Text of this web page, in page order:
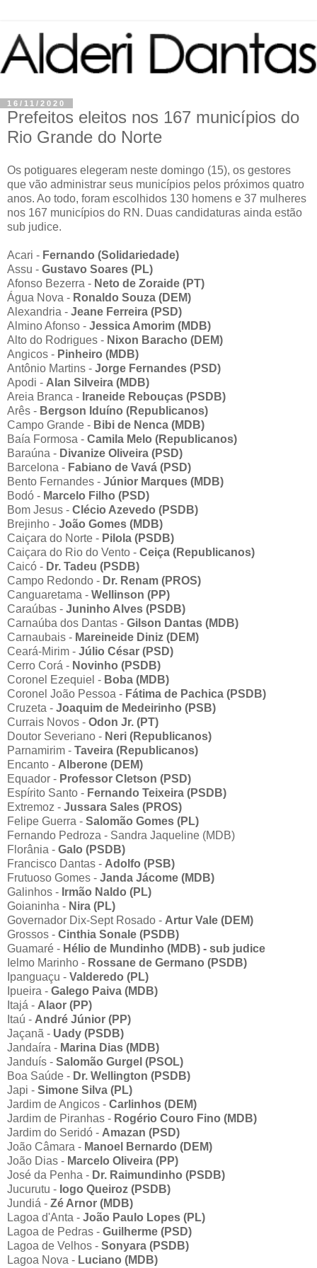
16/11/2020
Prefeitos eleitos nos 167 municípios do
Rio Grande do Norte
Os potiguares elegeram neste domingo (15), os gestores
que vão administrar seus municípios pelos próximos quatro
anos. Ao todo, foram escolhidos 130 homens e 37 mulheres
nos 167 municípios do RN. Duas candidaturas ainda estão
sub judice.
Acari - Fernando (Solidariedade)
Assu - Gustavo Soares (PL)
Afonso Bezerra - Neto de Zoraide (PT)
Água Nova - Ronaldo Souza (DEM)
Alexandria - Jeane Ferreira (PSD)
Almino Afonso - Jessica Amorim (MDB)
Alto do Rodrigues - Nixon Baracho (DEM)
Angicos - Pinheiro (MDB)
Antônio Martins - Jorge Fernandes (PSD)
Apodi - Alan Silveira (MDB)
Areia Branca - Iraneide Rebouças (PSDB)
Arês - Bergson Iduíno (Republicanos)
Campo Grande - Bibi de Nenca (MDB)
Baía Formosa - Camila Melo (Republicanos)
Baraúna - Divanize Oliveira (PSD)
Barcelona - Fabiano de Vavá (PSD)
Bento Fernandes - Júnior Marques (MDB)
Bodó - Marcelo Filho (PSD)
Bom Jesus - Clécio Azevedo (PSDB)
Brejinho - João Gomes (MDB)
Caiçara do Norte - Pilola (PSDB)
Caiçara do Rio do Vento - Ceiça (Republicanos)
Caicó - Dr. Tadeu (PSDB)
Campo Redondo - Dr. Renam (PROS)
Canguaretama - Wellinson (PP)
Caraúbas - Juninho Alves (PSDB)
Carnaúba dos Dantas - Gilson Dantas (MDB)
Carnaubais - Mareineide Diniz (DEM)
Ceará-Mirim - Júlio César (PSD)
Cerro Corá - Novinho (PSDB)
Coronel Ezequiel - Boba (MDB)
Coronel João Pessoa - Fátima de Pachica (PSDB)
Cruzeta - Joaquim de Medeirinho (PSB)
Currais Novos - Odon Jr. (PT)
Doutor Severiano - Neri (Republicanos)
Parnamirim - Taveira (Republicanos)
Encanto - Alberone (DEM)
Equador - Professor Cletson (PSD)
Espírito Santo - Fernando Teixeira (PSDB)
Extremoz - Jussara Sales (PROS)
Felipe Guerra - Salomão Gomes (PL)
Fernando Pedroza - Sandra Jaqueline (MDB)
Florânia - Galo (PSDB)
Francisco Dantas - Adolfo (PSB)
Frutuoso Gomes - Janda Jácome (MDB)
Galinhos - Irmão Naldo (PL)
Goianinha - Nira (PL)
Governador Dix-Sept Rosado - Artur Vale (DEM)
Grossos - Cinthia Sonale (PSDB)
Guamaré - Hélio de Mundinho (MDB) - sub judice
Ielmo Marinho - Rossane de Germano (PSDB)
Ipanguaçu - Valderedo (PL)
Ipueira - Galego Paiva (MDB)
Itajá - Alaor (PP)
Itaú - André Júnior (PP)
Jaçanã - Uady (PSDB)
Jandaíra - Marina Dias (MDB)
Janduís - Salomão Gurgel (PSOL)
Boa Saúde - Dr. Wellington (PSDB)
Japi - Simone Silva (PL)
Jardim de Angicos - Carlinhos (DEM)
Jardim de Piranhas - Rogério Couro Fino (MDB)
Jardim do Seridó - Amazan (PSD)
João Câmara - Manoel Bernardo (DEM)
João Dias - Marcelo Oliveira (PP)
José da Penha - Dr. Raimundinho (PSDB)
Jucurutu - Iogo Queiroz (PSDB)
Jundiá - Zé Arnor (MDB)
Lagoa d'Anta - João Paulo Lopes (PL)
Lagoa de Pedras - Guilherme (PSD)
Lagoa de Velhos - Sonyara (PSDB)
Lagoa Nova - Luciano (MDB)